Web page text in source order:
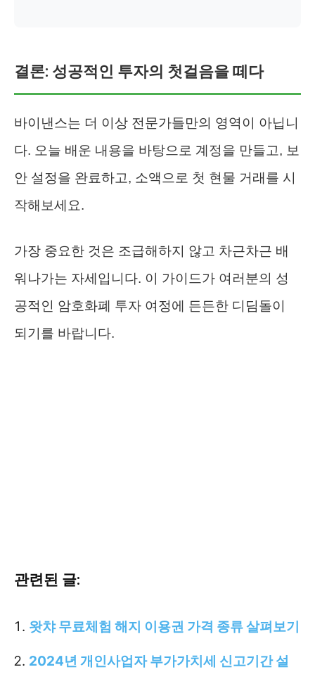
결론: 성공적인 투자의 첫걸음을 떼다
바이낸스는 더 이상 전문가들만의 영역이 아닙니
다. 오늘 배운 내용을 바탕으로 계정을 만들고, 보
안 설정을 완료하고, 소액으로 첫 현물 거래를 시
작해보세요.
가장 중요한 것은 조급해하지 않고 차근차근 배
워나가는 자세입니다. 이 가이드가 여러분의 성
공적인 암호화폐 투자 여정에 든든한 디딤돌이
되기를 바랍니다.
관련된 글:
왓챠 무료체험 해지 이용권 가격 종류 살펴보기
2024년 개인사업자 부가가치세 신고기간 설